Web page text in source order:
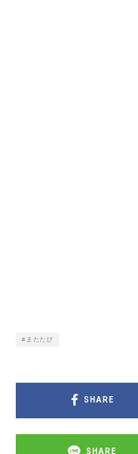
またたび
SHARE
SHARE